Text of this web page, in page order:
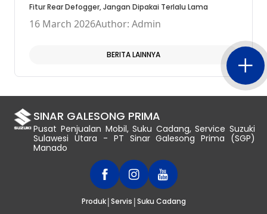
Fitur Rear Defogger, Jangan Dipakai Terlalu Lama
16 March 2026Author: Admin
BERITA LAINNYA
SINAR GALESONG PRIMA
Pusat Penjualan Mobil, Suku Cadang, Service Suzuki
Sulawesi Utara - PT Sinar Galesong Prima (SGP)
Manado
Produk|Servis |Suku Cadang